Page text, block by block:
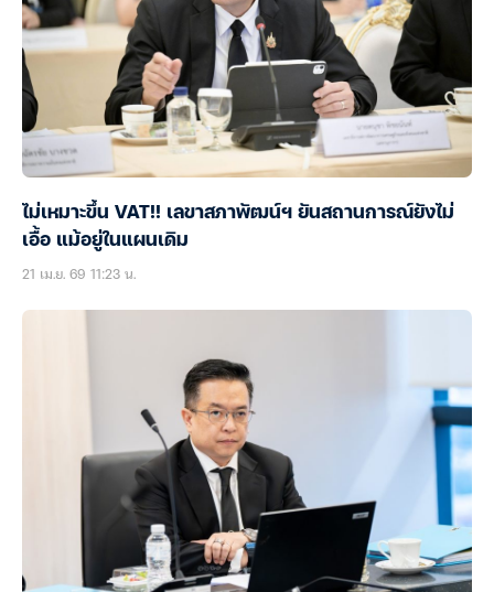
ไม่เหมาะขึ้น VAT!! เลขาสภาพัฒน์ฯ ยันสถานการณ์ยังไม่
เอื้อ แม้อยู่ในแผนเดิม
21 เม.ย. 69 11:23 น.